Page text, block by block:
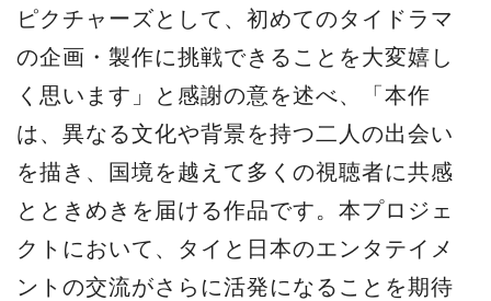
ピクチャーズとして、初めてのタイドラマ
の企画・製作に挑戦できることを大変嬉し
く思います」と感謝の意を述べ、「本作
は、異なる文化や背景を持つ二人の出会い
を描き、国境を越えて多くの視聴者に共感
とときめきを届ける作品です。本プロジェ
クトにおいて、タイと日本のエンタテイメ
ントの交流がさらに活発になることを期待